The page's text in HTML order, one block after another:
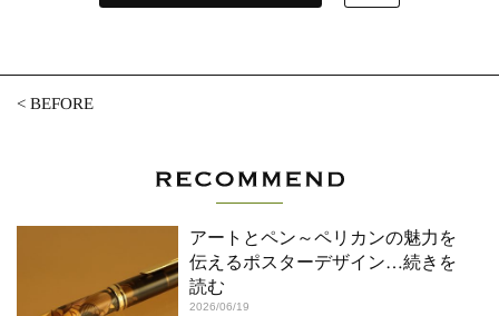
<BEFORE
アートとペン～ペリカンの魅力を
伝えるポスターデザイン…続きを
読む
2026/06/19